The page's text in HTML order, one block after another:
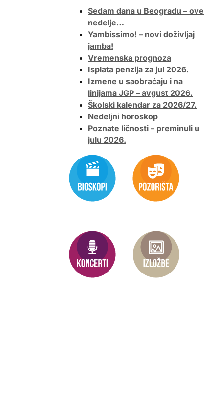
Sedam dana u Beogradu – ove
nedelje…
Yambissimo! – novi doživljaj
jamba!
Vremenska prognoza
Isplata penzija za jul 2026.
Izmene u saobraćaju i na
linijama JGP – avgust 2026.
Školski kalendar za 2026/27.
Nedeljni horoskop
Poznate ličnosti – preminuli u
julu 2026.